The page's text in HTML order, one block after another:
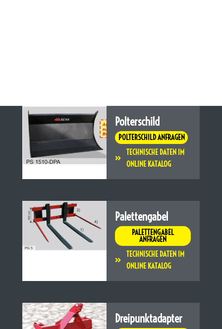
Polterschild
POLTERSCHILD ANFRAGEN
TECHNISCHE DATEN IM
ONLINE KATALOG
Palettengabel
PALETTENGABEL
ANFRAGEN
TECHNISCHE DATEN IM
ONLINE KATALOG
Dreipunktadapter